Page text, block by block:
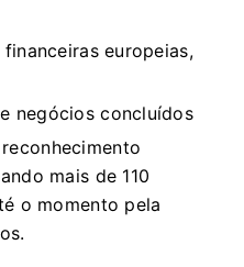
europeias,
negócios concluídos
mais de 110
o momento pela